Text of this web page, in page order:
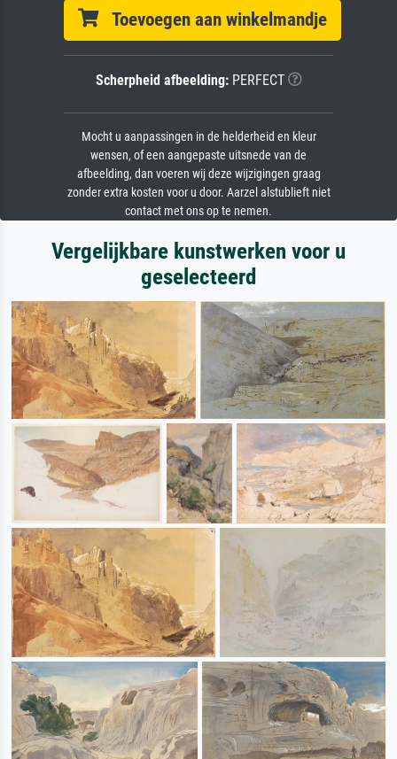
Toevoegen aan winkelmandje
Scherpheid afbeelding:PERFECT
Mocht u aanpassingen in de helderheid en kleur
wensen, of een aangepaste uitsnede van de
afbeelding, dan voeren wij deze wijzigingen graag
zonder extra kosten voor u door. Aarzel alstublieft niet
contact met ons op te nemen.
Vergelijkbare kunstwerken voor u
geselecteerd